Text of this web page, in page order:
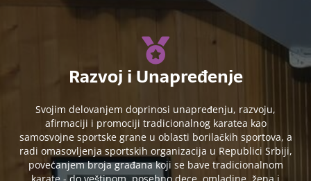
Razvoj i Unapređenje
Svojim delovanjem doprinosi unapređenju, razvoju,
afirmaciji i promociji tradicionalnog karatea kao
samosvojne sportske grane u oblasti borilačkih sportova, a
radi omasovljenja sportskih organizacija u Republici Srbiji,
povećanjem broja građana koji se bave tradicionalnom